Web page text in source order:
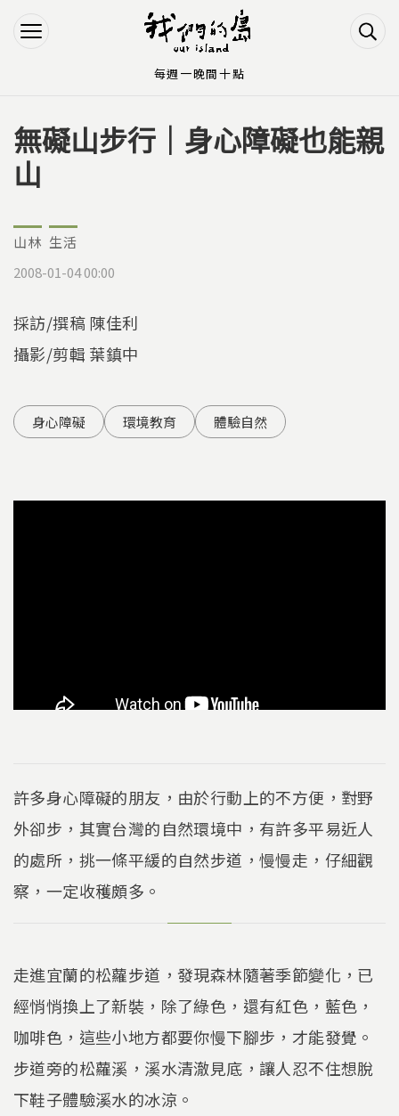
Jump to Navigation
Jump to Main content
您在這裡
無礙山步行｜身心障礙也能親
山
山林 生活
2008-01-04 00:00
採訪/撰稿 陳佳利
攝影/剪輯 葉鎮中
身心障礙 環境教育 體驗自然
許多身心障礙的朋友，由於行動上的不方便，對野
外卻步，其實台灣的自然環境中，有許多平易近人
的處所，挑一條平緩的自然步道，慢慢走，仔細觀
察，一定收穫頗多。
走進宜蘭的松蘿步道，發現森林隨著季節變化，已
經悄悄換上了新裝，除了綠色，還有紅色，藍色，
咖啡色，這些小地方都要你慢下腳步，才能發覺。
步道旁的松蘿溪，溪水清澈見底，讓人忍不住想脫
下鞋子體驗溪水的冰涼。
每週一晚間十點